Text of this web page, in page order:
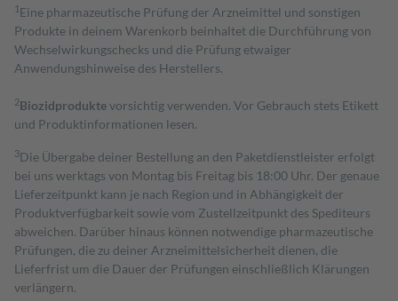
1 Eine pharmazeutische Prüfung der Arzneimittel und sonstigen
Produkte in deinem Warenkorb beinhaltet die Durchführung von
Wechselwirkungschecks und die Prüfung etwaiger
Anwendungshinweise des Herstellers.
2Biozidproduktevorsichtig verwenden. Vor Gebrauch stets Etikett
und Produktinformationen lesen.
3Die Übergabe deiner Bestellung an den Paketdienstleister erfolgt
bei uns werktags von Montag bis Freitag bis 18:00 Uhr. Der genaue
Lieferzeitpunkt kann je nach Region und in Abhängigkeit der
Produktverfügbarkeit sowie vom Zustellzeitpunkt des Spediteurs
abweichen. Darüber hinaus können notwendige pharmazeutische
Prüfungen, die zu deiner Arzneimittelsicherheit dienen, die
Lieferfrist um die Dauer der Prüfungen einschließlich Klärungen
verlängern.